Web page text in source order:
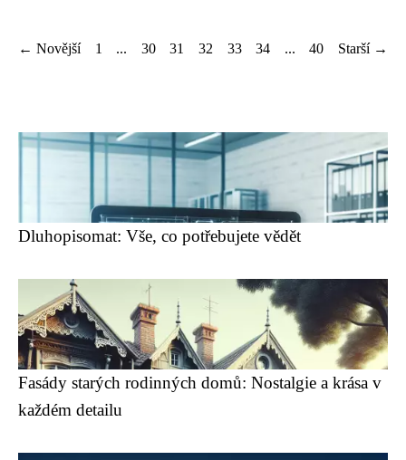
← Novější 1 ... 30 31 32 33 34 ... 40 Starší →
Dluhopisomat: Vše, co potřebujete vědět
Fasády starých rodinných domů: Nostalgie a krása v
každém detailu